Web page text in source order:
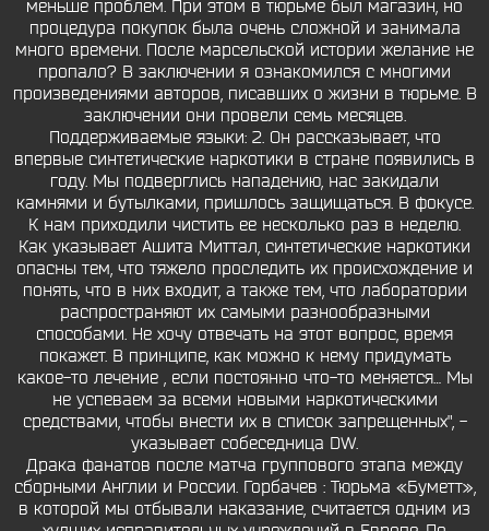
меньше проблем. При этом в тюрьме был магазин, но
процедура покупок была очень сложной и занимала
много времени. После марсельской истории желание не
пропало? В заключении я ознакомился с многими
произведениями авторов, писавших о жизни в тюрьме. В
заключении они провели семь месяцев.
Поддерживаемые языки: 2. Он рассказывает, что
впервые синтетические наркотики в стране появились в
году. Мы подверглись нападению, нас закидали
камнями и бутылками, пришлось защищаться. В фокусе.
К нам приходили чистить ее несколько раз в неделю.
Как указывает Ашита Миттал, синтетические наркотики
опасны тем, что тяжело проследить их происхождение и
понять, что в них входит, а также тем, что лаборатории
распространяют их самыми разнообразными
способами. Не хочу отвечать на этот вопрос, время
покажет. В принципе, как можно к нему придумать
какое-то лечение , если постоянно что-то меняется… Мы
не успеваем за всеми новыми наркотическими
средствами, чтобы внести их в список запрещенных", -
указывает собеседница DW.
Драка фанатов после матча группового этапа между
сборными Англии и России. Горбачев : Тюрьма «Буметт»,
в которой мы отбывали наказание, считается одним из